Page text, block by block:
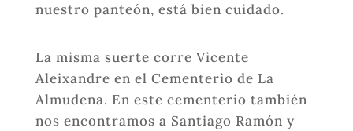
nuestro panteón, está bien cuidado.
La misma suerte corre Vicente
Aleixandre en el Cementerio de La
Almudena. En este cementerio también
nos encontramos a Santiago Ramón y